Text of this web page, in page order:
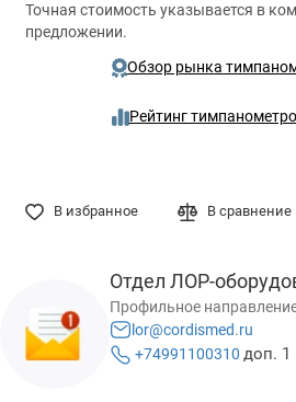
Обзор рынка
Рейтинг
Точная стоимость указывается в
предложении.
В избранное В сравнение
Отдел ЛОР-
Профильное
lor@cordismed.ru
+74991100310 доп. 1